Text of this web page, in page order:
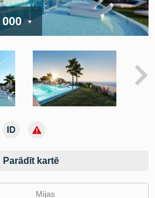
000
Parādīt kartē
Mijas